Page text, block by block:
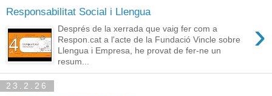
Responsabilitat Social i Llengua
›
Després de la xerrada que vaig fer com a
Respon.cat a l'acte de la Fundació Vincle sobre
Llengua i Empresa, he provat de fer-ne un
resum...
23.2.26